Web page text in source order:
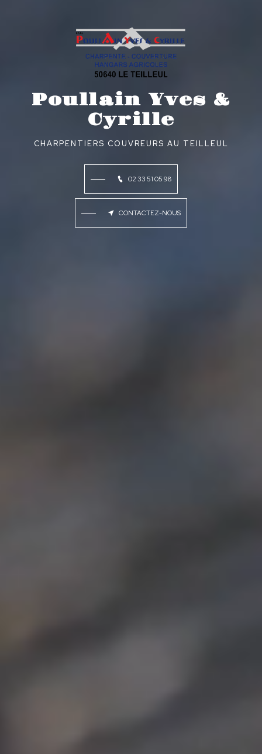
Poullain Yves &
Cyrille
CHARPENTIERS COUVREURS AU TEILLEUL
02 33 51 05 98
CONTACTEZ-NOUS